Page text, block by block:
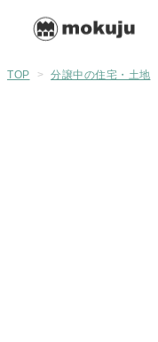
TOP > 分譲中の住宅・土地